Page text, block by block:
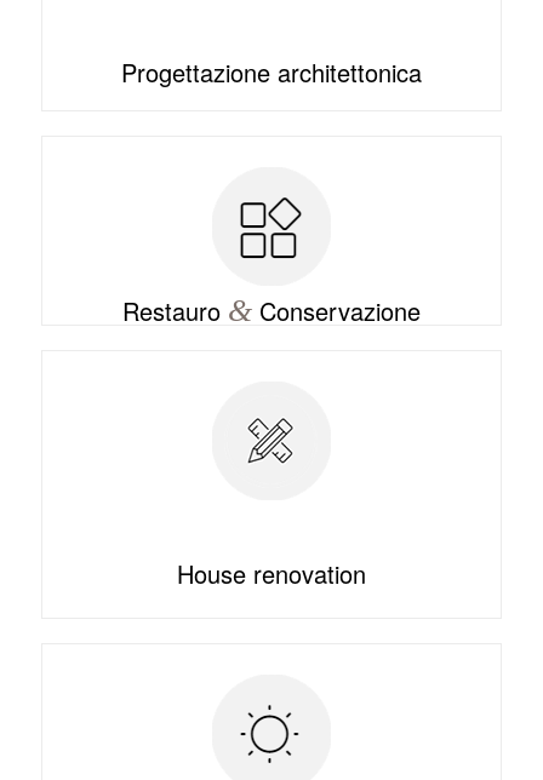
Progettazione architettonica
Restauro &Conservazione
House renovation